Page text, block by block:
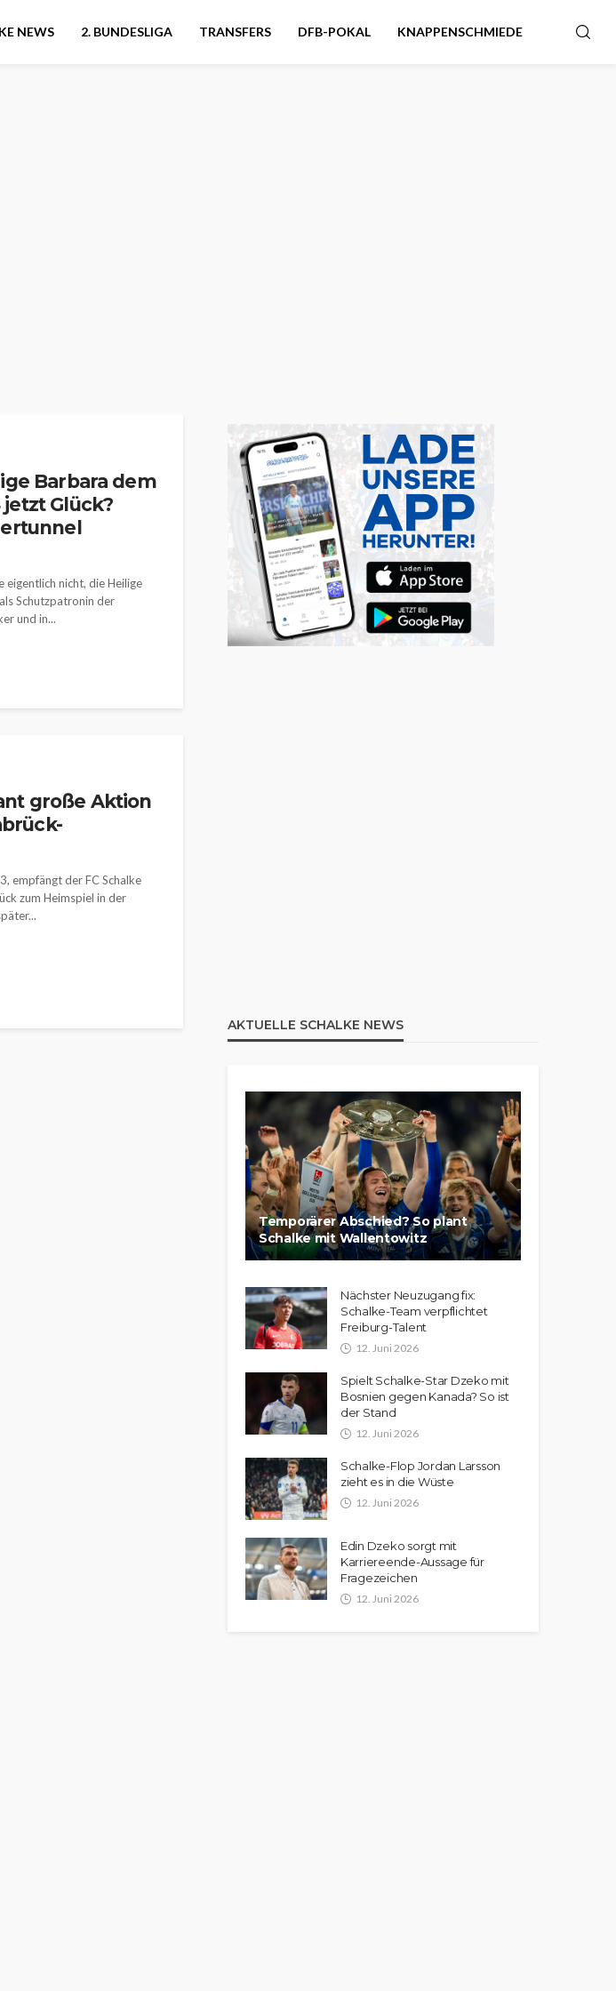
NEWS 2. BUNDESLIGA TRANSFERS DFB-POKAL KNAPPENSCHMIEDE
Barbara dem
jetzt Glück?
eigentlich nicht, die Heilige
Schutzpatronin der
und in...
große Aktion
empfängt der FC Schalke
zum Heimspiel in der
AKTUELLE SCHALKE NEWS
Temporärer Abschied? So plant
Schalke mit Wallentowitz
Nächster Neuzugang fix:
Schalke-Team verpflichtet
Freiburg-Talent
12. Juni 2026
Spielt Schalke-Star Dzeko mit
Bosnien gegen Kanada? So ist
der Stand
12. Juni 2026
Schalke-Flop Jordan Larsson
zieht es in die Wüste
12. Juni 2026
Edin Dzeko sorgt mit
Karriereende-Aussage für
Fragezeichen
12. Juni 2026